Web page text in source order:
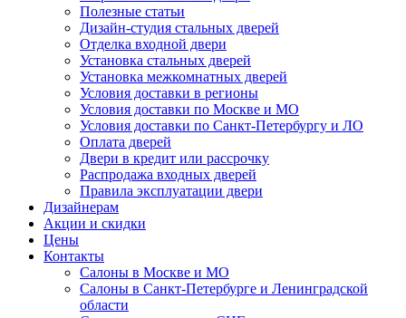
Полезные статьи
Дизайн-студия стальных дверей
Отделка входной двери
Установка стальных дверей
Установка межкомнатных дверей
Условия доставки в регионы
Условия доставки по Москве и МО
Условия доставки по Санкт-Петербургу и ЛО
Оплата дверей
Двери в кредит или рассрочку
Распродажа входных дверей
Правила эксплуатации двери
Дизайнерам
Акции и скидки
Цены
Контакты
Салоны в Москве и МО
Салоны в Санкт-Петербурге и Ленинградской
области